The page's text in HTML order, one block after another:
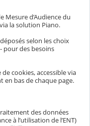
Mesure d’Audience du
la solution Piano.
selon les choix
pour des besoins
cookies, accessible via
bas de chaque page.
des données
à l’utilisation de l’ENT)